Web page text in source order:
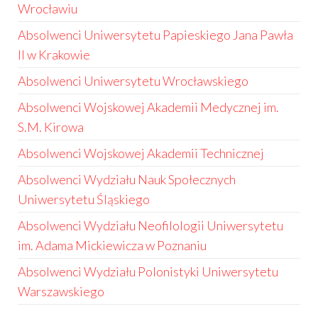
Wrocławiu
Absolwenci Uniwersytetu Papieskiego Jana Pawła
II w Krakowie
Absolwenci Uniwersytetu Wrocławskiego
Absolwenci Wojskowej Akademii Medycznej im.
S.M. Kirowa
Absolwenci Wojskowej Akademii Technicznej
Absolwenci Wydziału Nauk Społecznych
Uniwersytetu Śląskiego
Absolwenci Wydziału Neofilologii Uniwersytetu
im. Adama Mickiewicza w Poznaniu
Absolwenci Wydziału Polonistyki Uniwersytetu
Warszawskiego